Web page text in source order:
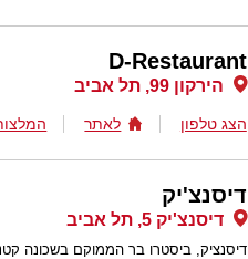
D-Restaurant
הירקון 99, תל אביב
הצג טלפון לאתר
דיסנצ'יק
דיסנצ'יק 5, תל אביב
דיסנציק, ביסטרו בר הממוקם בשכונה